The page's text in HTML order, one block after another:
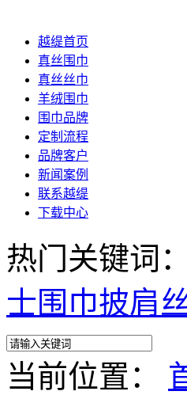
越缇首页
真丝围巾
真丝丝巾
羊绒围巾
围巾品牌
定制流程
品牌客户
新闻案例
联系越缇
下载中心
热门关键词：
士围巾披肩
当前位置：